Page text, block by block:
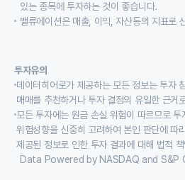
있는 종목에 투자하는 것이 좋습니다.
밸류에이션은 매출, 이익, 자산등의 지표로
투자유의
데이터히어로가 제공하는 모든 정보는 투자
매매를 추천하거나 투자 결정의 유일한 근거
모든 투자에는 원금 손실 위험이 따르므로
위험성향을 신중히 고려하여 본인 판단에 따
제공된 정보로 인한 투자 결과에 대해 법적
Data Powered by NASDAQ and S&P